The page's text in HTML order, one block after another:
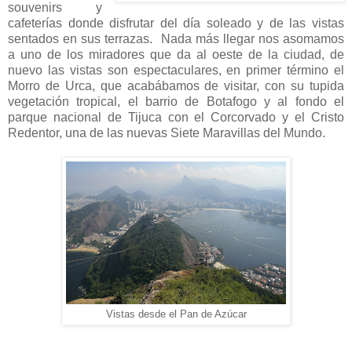
souvenirs y
cafeterías donde disfrutar del día soleado y de las vistas
sentados en sus terrazas. Nada más llegar nos asomamos
a uno de los miradores que da al oeste de la ciudad, de
nuevo las vistas son espectaculares, en primer término el
Morro de Urca, que acabábamos de visitar, con su tupida
vegetación tropical, el barrio de Botafogo y al fondo el
parque nacional de Tijuca con el Corcorvado y el Cristo
Redentor, una de las nuevas Siete Maravillas del Mundo.
Vistas desde el Pan de Azúcar